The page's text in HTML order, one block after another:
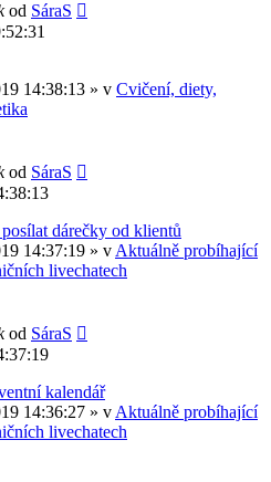
od SáraS
14:38:13 » v Cvičení, diety,
od SáraS
dárečky od klientů
14:37:19 » v Aktuálně probíhající
livechatech
od SáraS
kalendář
14:36:27 » v Aktuálně probíhající
livechatech